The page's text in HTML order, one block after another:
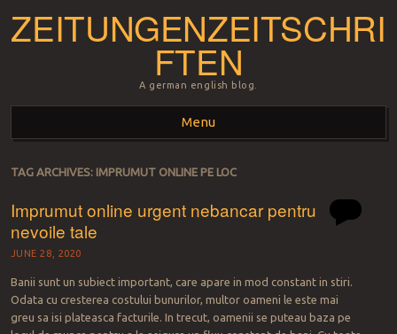
ZEITUNGENZEITSCHRI
FTEN
A german english blog.
Menu
Skip to content
TAG ARCHIVES: IMPRUMUT ONLINE PE LOC
Imprumut online urgent nebancar pentru
nevoile tale
JUNE 28, 2020
Banii sunt un subiect important, care apare in mod constant in stiri.
Odata cu cresterea costului bunurilor, multor oameni le este mai
greu sa isi plateasca facturile. In trecut, oamenii se puteau baza pe